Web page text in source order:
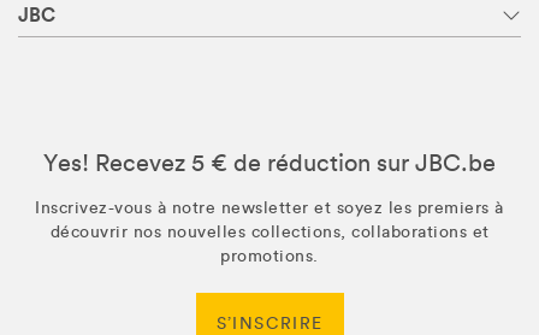
JBC
Yes! Recevez 5 € de réduction sur JBC.be
Inscrivez-vous à notre newsletter et soyez les premiers à
découvrir nos nouvelles collections, collaborations et
promotions.
S’INSCRIRE